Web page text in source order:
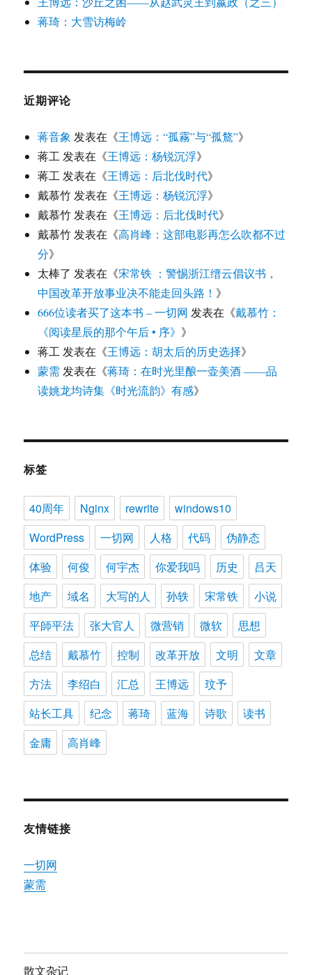
蒋琦：大雪访梅岭
近期评论
蒋音象 发表在《王博远：“孤霧”与“孤鶩”》
蒋工 发表在《王博远：杨锐沉浮》
蒋工 发表在《王博远：后北伐时代》
戴慕竹 发表在《王博远：杨锐沉浮》
戴慕竹 发表在《王博远：后北伐时代》
戴慕竹 发表在《高肖峰：这部电影再怎么吹都不过
分》
太棒了 发表在《宋常铁 ：警惕浙江缙云倡议书，
中国改革开放事业决不能走回头路！ 》
666位读者买了这本书 – 一切网 发表在《戴慕竹：
《阅读星辰的那个午后 • 序》 》
蒋工 发表在《王博远：胡太后的历史选择》
蒙需 发表在《蒋琦：在时光里酿一壶美酒 ——品
读姚龙均诗集《时光流韵》有感》
标签
40周年 Nginx rewrite
windows10
WordPress
一切网 人格 代码
伪静态
体验
何俊 何宇杰 你爱我吗 历史
吕天
地产
域名 大写的人 孙轶 宋常铁
小说
平師平法
张大官人 微营销 微软
思想
总结
戴慕竹 控制 改革开放 文明
文章
方法
李绍白 汇总 王博远
玟予
站长工具
纪念 蒋琦 蓝海 诗歌
读书
金庸
高肖峰
友情链接
一切网
蒙需
散文杂记